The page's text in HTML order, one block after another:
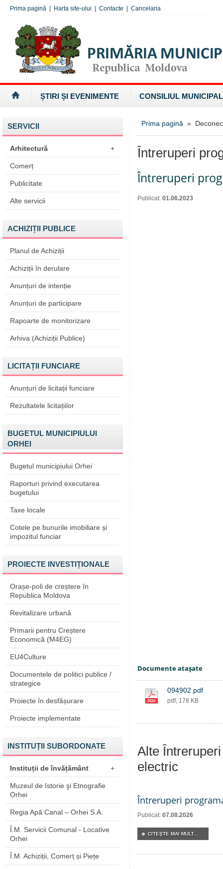
Prima pagină Harta site-ului Contacte Cancelaria
ȘTIRI ȘI EVENIMENTE CONSILIUL MUNICIPAL
SERVICII
Arhitectură +
Comerț
Publicitate
Alte servicii
ACHIZIȚII PUBLICE
Planul de Achiziții
Achiziții în derulare
Anunțuri de intenție
Anunțuri de participare
Rapoarte de monitorizare
Arhiva (Achiziții Publice)
LICITAȚII FUNCIARE
Anunțuri de licitații funciare
Rezultatele licitațiilor
BUGETUL MUNICIPIULUI
ORHEI
Bugetul municipiului Orhei
Raporturi privind executarea
bugetului
Taxe locale
Cotele pe bunurile imobiliare și
impozitul funciar
PROIECTE INVESTIȚIONALE
Orașe-poli de creștere în
Republica Moldova
Revitalizare urbană
Primarii pentru Creștere
Economică (M4EG)
EU4Culture
Documentele de politici publice /
strategice
Proiecte în desfășurare
Proiecte implementate
INSTITUȚII SUBORDONATE
Instituții de învățământ +
Muzeul de Istorie şi Etnografie
Orhei
Regia Apă Canal – Orhei S.A.
Î.M. Servicii Comunal - Locative
Orhei
Î.M. Achiziții, Comerț și Piețe
Prima pagină »
Întreruperi
Întreruperi
Publicat: 01.06.2023
Documente ataşate
094902.pdf
pdf, 178 KB
Alte
electric
Întreruperi
Publicat: 07.08.2026
CITEŞTE MAI MULT...